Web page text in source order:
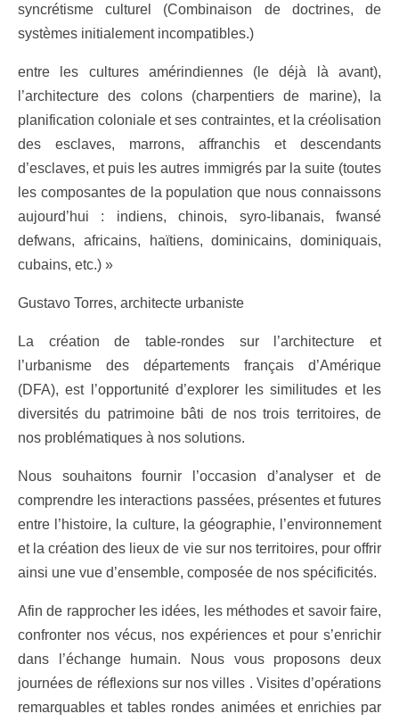
syncrétisme culturel (Combinaison de doctrines, de
systèmes initialement incompatibles.)
entre les cultures amérindiennes (le déjà là avant),
l’architecture des colons (charpentiers de marine), la
planification coloniale et ses contraintes, et la créolisation
des esclaves, marrons, affranchis et descendants
d’esclaves, et puis les autres immigrés par la suite (toutes
les composantes de la population que nous connaissons
aujourd’hui : indiens, chinois, syro-libanais, fwansé
defwans, africains, haïtiens, dominicains, dominiquais,
cubains, etc.) »
Gustavo Torres, architecte urbaniste
La création de table-rondes sur l’architecture et
l’urbanisme des départements français d’Amérique
(DFA), est l’opportunité d’explorer les similitudes et les
diversités du patrimoine bâti de nos trois territoires, de
nos problématiques à nos solutions.
Nous souhaitons fournir l’occasion d’analyser et de
comprendre les interactions passées, présentes et futures
entre l’histoire, la culture, la géographie, l’environnement
et la création des lieux de vie sur nos territoires, pour offrir
ainsi une vue d’ensemble, composée de nos spécificités.
Afin de rapprocher les idées, les méthodes et savoir faire,
confronter nos vécus, nos expériences et pour s’enrichir
dans l’échange humain. Nous vous proposons deux
journées de réflexions sur nos villes . Visites d’opérations
remarquables et tables rondes animées et enrichies par